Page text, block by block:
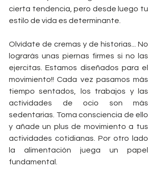
cierta tendencia, pero desde luego tu
estilo de vida es determinante.
Olvídate de cremas y de historias... No
lograrás unas piernas firmes si no las
ejercitas. Estamos diseñados para el
movimiento!! Cada vez pasamos más
tiempo sentados, los trabajos y las
actividades de ocio son más
sedentarias. Toma consciencia de ello
y añade un plus de movimiento a tus
actividades cotidianas. Por otro lado
la alimentación juega un papel
fundamental.